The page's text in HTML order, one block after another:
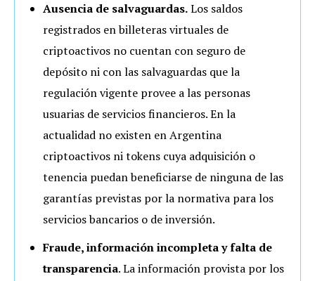
Ausencia de salvaguardas.Los saldos
registrados en billeteras virtuales de
criptoactivos no cuentan con seguro de
depósito ni con las salvaguardas que la
regulación vigente provee a las personas
usuarias de servicios financieros. En la
actualidad no existen en Argentina
criptoactivos ni tokens cuya adquisición o
tenencia puedan beneficiarse de ninguna de las
garantías previstas por la normativa para los
servicios bancarios o de inversión.
Fraude, información incompleta y falta de
transparencia. La información provista por los